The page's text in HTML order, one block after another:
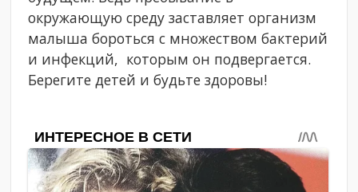
окружающую среду заставляет организм
малыша бороться с множеством бактерий
и инфекций, которым он подвергается.
Берегите детей и будьте здоровы!